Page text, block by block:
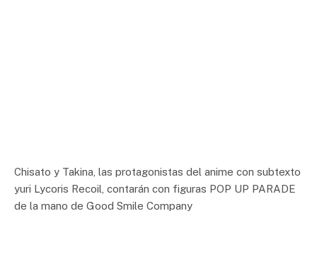
Chisato y Takina, las protagonistas del anime con subtexto
yuri Lycoris Recoil, contarán con figuras POP UP PARADE
de la mano de Good Smile Company